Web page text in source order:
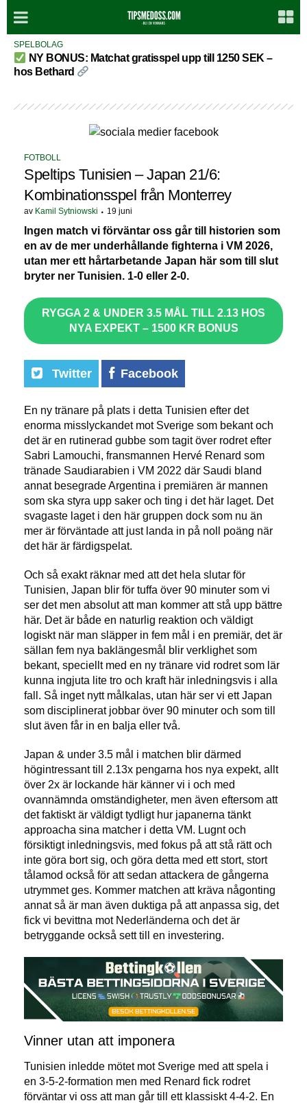
SPELBOLAG
NY BONUS: Matchat gratisspel upp till 1250 SEK –
hos Bethard
FOTBOLL
Speltips Tunisien – Japan 21/6:
Kombinationsspel från Monterrey
av Kamil Sytniowski 19 juni
Ingen match vi förväntar oss går till historien som
en av de mer underhållande fighterna i VM 2026,
utan mer ett hårtarbetande Japan här som till slut
bryter ner Tunisien. 1-0 eller 2-0.
RYGGA 2 & UNDER 3.5 MÅL TILL 2.13 HOS
NYA EXPEKT – 1500 KR BONUS
Twitter Facebook
En ny tränare på plats i detta Tunisien efter det
enorma misslyckandet mot Sverige som bekant och
det är en rutinerad gubbe som tagit över rodret efter
Sabri Lamouchi, fransmannen Hervé Renard som
tränade Saudiarabien i VM 2022 där Saudi bland
annat besegrade Argentina i premiären är mannen
som ska styra upp saker och ting i det här laget. Det
svagaste laget i den här gruppen dock som nu än
mer är förväntade att just landa in på noll poäng när
det här är färdigspelat.
Och så exakt räknar med att det hela slutar för
Tunisien, Japan blir för tuffa över 90 minuter som vi
ser det men absolut att man kommer att stå upp bättre
här. Det är både en naturlig reaktion och väldigt
logiskt när man släpper in fem mål i en premiär, det är
sällan fem nya baklängesmål blir verklighet som
bekant, speciellt med en ny tränare vid rodret som lär
kunna ingjuta lite tro och kraft här inledningsvis i alla
fall. Så inget nytt målkalas, utan här ser vi ett Japan
som disciplinerat jobbar över 90 minuter och som till
slut även får in en balja eller två.
Japan & under 3.5 mål i matchen blir därmed
högintressant till 2.13x pengarna hos nya expekt, allt
över 2x är lockande här känner vi i och med
ovannämnda omständigheter, men även eftersom att
det faktiskt är väldigt tydligt hur japanerna tänkt
approacha sina matcher i detta VM. Lugnt och
försiktigt inledningsvis, med fokus på att stå rätt och
inte göra bort sig, och göra detta med ett stort, stort
tålamod också för att sedan attackera de gångerna
utrymmet ges. Kommer matchen att kräva någonting
annat så är man även duktiga på att anpassa sig, det
fick vi bevittna mot Nederländerna och det är
betryggande också sett till en investering.
Vinner utan att imponera
Tunisien inledde mötet mot Sverige med att spela i
en 3-5-2-formation men med Renard fick rodret
förväntar vi oss att man går till ett klassiskt 4-4-2. En